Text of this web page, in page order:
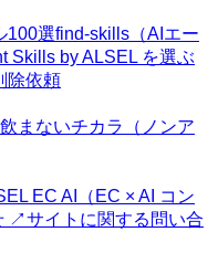
100選find-skills（AIエー
Skills by ALSEL を選ぶ
除依頼
飲まないチカラ（ノンア
EC AI（EC × AI コン
↗サイトに関する問い合